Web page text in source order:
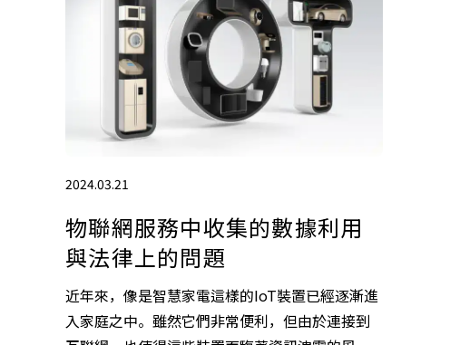
2024.03.21
物聯網服務中收集的數據利用
與法律上的問題
近年來，像是智慧家電這樣的IoT裝置已經逐漸進
入家庭之中。雖然它們非常便利，但由於連接到